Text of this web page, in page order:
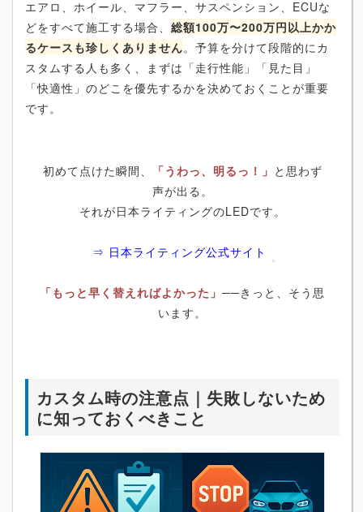
エアロ、ホイール、マフラー、サスペンション、ECUな
どをすべて施工する場合、 総額100万〜200万円以上かか
るケースも珍しくありません。予算を分けて段階的にカ
スタムする人も多く、まずは「走行性能」「見た目」
「快適性」のどこを優先するかを決めておくことが重要
です。
初めて点けた瞬間、 「うわっ、明るっ！」 と思わず
声が出る。
それが日本ライティングのLEDです。
⇒ 日本ライティング公式サイト
「もっと早く替えればよかった」 ──きっと、そう思
います。
カスタム時の注意点｜失敗しないため
に知っておくべきこと